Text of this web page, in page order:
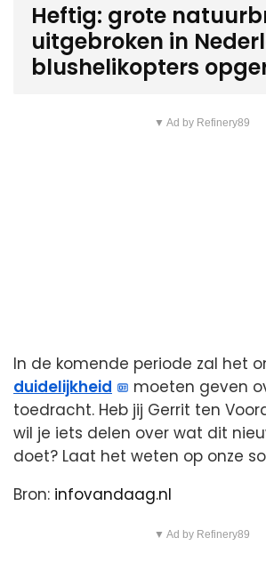
Heftig: grote
uitgebroken in
blushelikopters
▼ Ad by Refinery89
In de komende periode zal het
duidelijkheid
moeten geven
toedracht. Heb jij Gerrit ten
wil je iets delen over wat dit
doet? Laat het weten op onze
Bron: infovandaag.nl
▼ Ad by Refinery89